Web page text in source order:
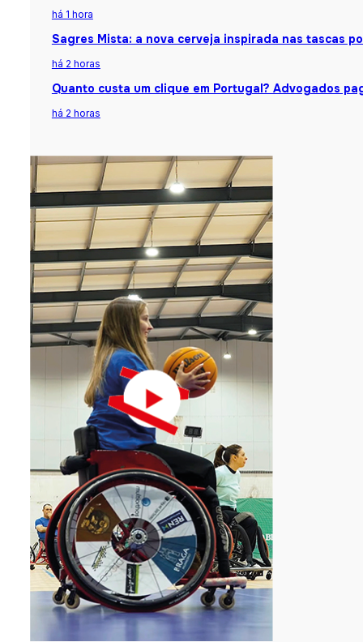
há 1 hora
Sagres Mista: a nova cerveja inspirada nas tascas
há 2 horas
Quanto custa um clique em Portugal? Advogados
há 2 horas